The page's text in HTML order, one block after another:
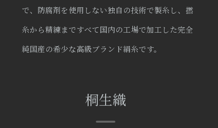
で、防腐剤を使用しない独自の技術で製糸し、撚
糸から精練まですべて国内の工場で加工した完全
純国産の希少な高級ブランド絹糸です。
桐生織